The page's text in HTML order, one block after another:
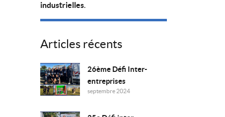
industrielles.
Articles récents
26ème Défi Inter-
entreprises
septembre 2024